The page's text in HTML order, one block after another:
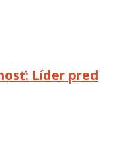
Líder pred